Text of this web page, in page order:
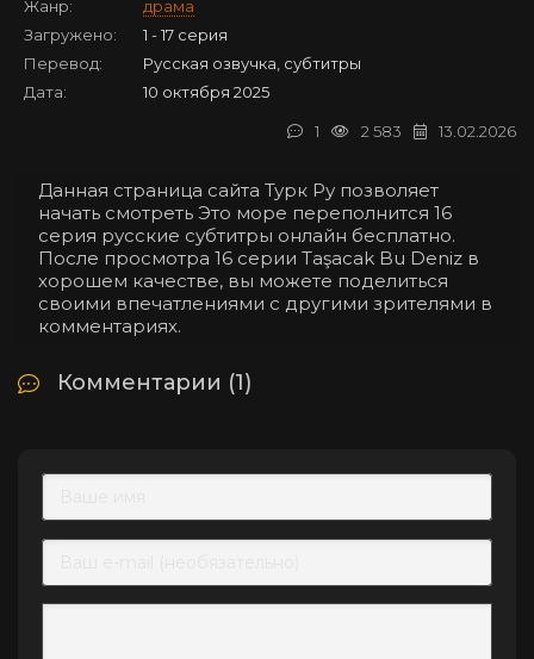
Жанр:
драма
Загружено:
1 - 17 серия
Перевод:
Русская озвучка, субтитры
Дата:
10 октября 2025
13.02.2026
2 583
1
Данная страница сайта Турк Ру позволяет
начать смотреть Это море переполнится 16
серия русские субтитры онлайн бесплатно.
После просмотра 16 серии Taşacak Bu Deniz в
хорошем качестве, вы можете поделиться
своими впечатлениями с другими зрителями в
комментариях.
Комментарии (1)